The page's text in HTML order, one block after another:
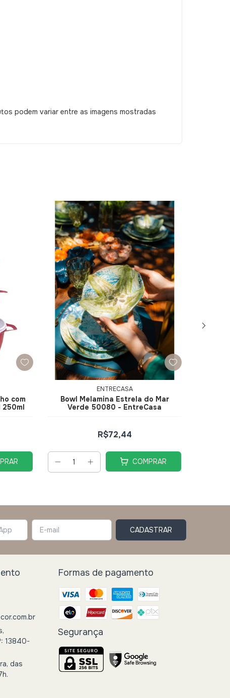
podem variar entre as imagens mostradas
com
250ml
ENTRECASA
Bowl Melamina Estrela do Mar
Verde 50080 - EntreCasa
R$72,44
COMPRAR
13840-
das
Formas de pagamento
Segurança